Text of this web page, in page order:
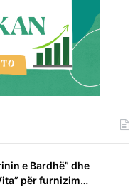
e Bardhë” dhe
për furnizim…